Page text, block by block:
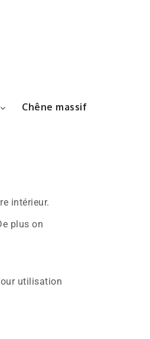
Chêne massif
intérieur.
plus on
utilisation